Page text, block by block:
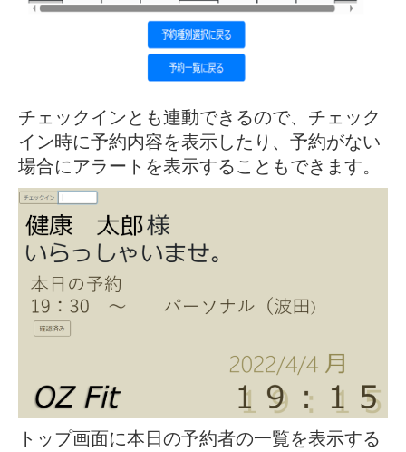
チェックインとも連動できるので、チェック
イン時に予約内容を表示したり、予約がない
場合にアラートを表示することもできます。
トップ画面に本日の予約者の一覧を表示する